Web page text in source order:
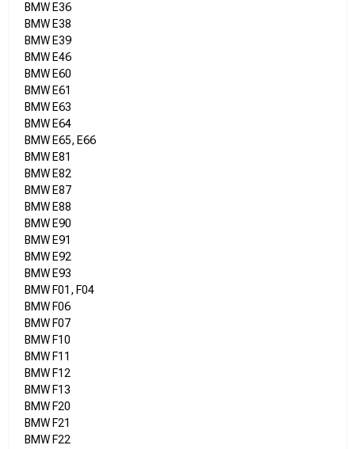
BMW E36
BMW E38
BMW E39
BMW E46
BMW E60
BMW E61
BMW E63
BMW E64
BMW E65, E66
BMW E81
BMW E82
BMW E87
BMW E88
BMW E90
BMW E91
BMW E92
BMW E93
BMW F01, F04
BMW F06
BMW F07
BMW F10
BMW F11
BMW F12
BMW F13
BMW F20
BMW F21
BMW F22